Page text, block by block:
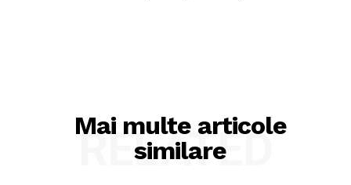
Mai multe articole
similare
RELATED